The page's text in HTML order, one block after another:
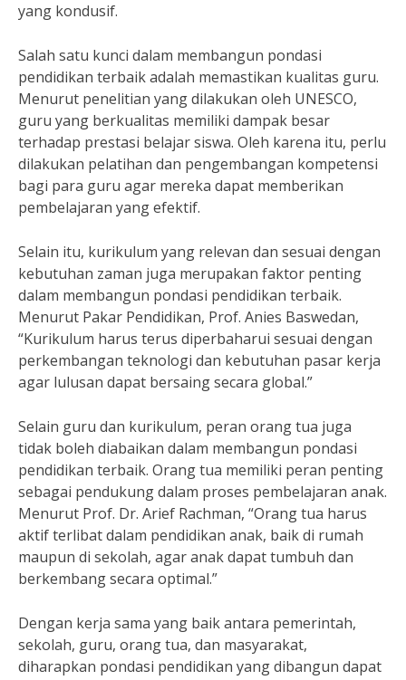
yang kondusif.
Salah satu kunci dalam membangun pondasi
pendidikan terbaik adalah memastikan kualitas guru.
Menurut penelitian yang dilakukan oleh UNESCO,
guru yang berkualitas memiliki dampak besar
terhadap prestasi belajar siswa. Oleh karena itu, perlu
dilakukan pelatihan dan pengembangan kompetensi
bagi para guru agar mereka dapat memberikan
pembelajaran yang efektif.
Selain itu, kurikulum yang relevan dan sesuai dengan
kebutuhan zaman juga merupakan faktor penting
dalam membangun pondasi pendidikan terbaik.
Menurut Pakar Pendidikan, Prof. Anies Baswedan,
“Kurikulum harus terus diperbaharui sesuai dengan
perkembangan teknologi dan kebutuhan pasar kerja
agar lulusan dapat bersaing secara global.”
Selain guru dan kurikulum, peran orang tua juga
tidak boleh diabaikan dalam membangun pondasi
pendidikan terbaik. Orang tua memiliki peran penting
sebagai pendukung dalam proses pembelajaran anak.
Menurut Prof. Dr. Arief Rachman, “Orang tua harus
aktif terlibat dalam pendidikan anak, baik di rumah
maupun di sekolah, agar anak dapat tumbuh dan
berkembang secara optimal.”
Dengan kerja sama yang baik antara pemerintah,
sekolah, guru, orang tua, dan masyarakat,
diharapkan pondasi pendidikan yang dibangun dapat